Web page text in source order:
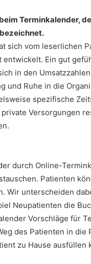
Terminkalender,
sich vom leserlichen
entwickelt. Ein gut
in den
und Ruhe in die
spezifische
Versorgungen
durch Online-
Patienten
Wir unterscheiden
Neupatienten die
Vorschläge für
des Patienten in
zu Hause